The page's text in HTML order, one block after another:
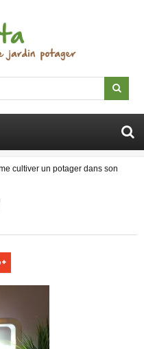
cultiver un potager dans son